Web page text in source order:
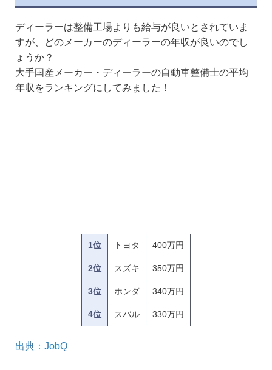
ディーラーは整備工場よりも給与が良いとされていま
すが、どのメーカーのディーラーの年収が良いのでし
ょうか？
大手国産メーカー・ディーラーの自動車整備士の平均
年収をランキングにしてみました！
1位 トヨタ 400万円
2位 スズキ 350万円
3位 ホンダ 340万円
4位 スバル 330万円
出典：JobQ